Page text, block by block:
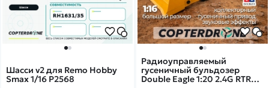
Радиоуправляемый
гусеничный бульдозер
Double Eagle 1:20 2.4G RTR
Шасси v2 для Remo Hobby
Smax 1/16 P2568